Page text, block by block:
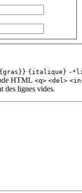
{italique} -
HTML <q> <del>
des lignes vides.